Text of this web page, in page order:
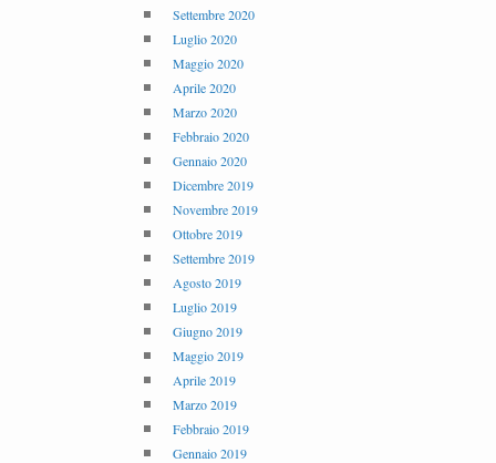
Settembre 2020
Luglio 2020
Maggio 2020
Aprile 2020
Marzo 2020
Febbraio 2020
Gennaio 2020
Dicembre 2019
Novembre 2019
Ottobre 2019
Settembre 2019
Agosto 2019
Luglio 2019
Giugno 2019
Maggio 2019
Aprile 2019
Marzo 2019
Febbraio 2019
Gennaio 2019